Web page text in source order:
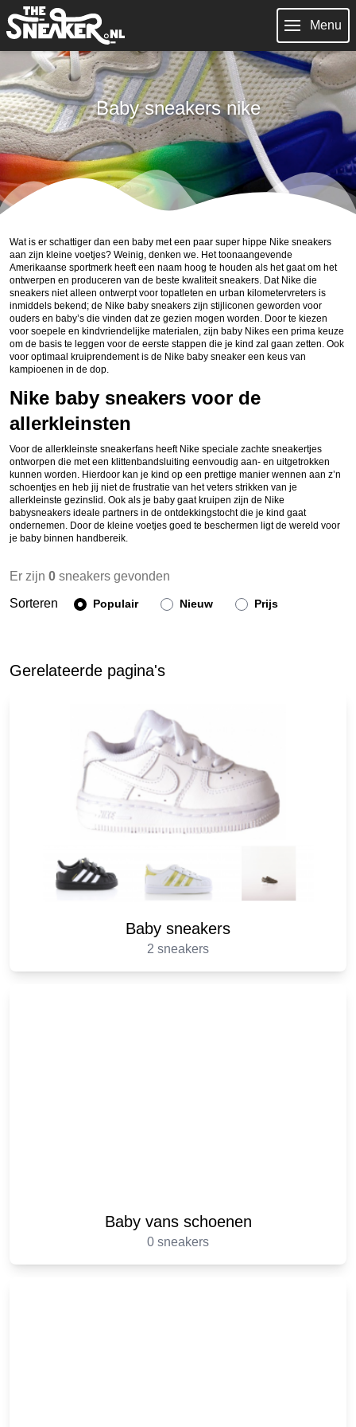
Menu
Baby sneakers nike
Wat is er schattiger dan een baby met een paar super hippe Nike sneakers
aan zijn kleine voetjes? Weinig, denken we. Het toonaangevende
Amerikaanse sportmerk heeft een naam hoog te houden als het gaat om het
ontwerpen en produceren van de beste kwaliteit sneakers. Dat Nike die
sneakers niet alleen ontwerpt voor topatleten en urban kilometervreters is
inmiddels bekend; de Nike baby sneakers zijn stijliconen geworden voor
ouders en baby’s die vinden dat ze gezien mogen worden. Door te kiezen
voor soepele en kindvriendelijke materialen, zijn baby Nikes een prima keuze
om de basis te leggen voor de eerste stappen die je kind zal gaan zetten. Ook
voor optimaal kruiprendement is de Nike baby sneaker een keus van
kampioenen in de dop.
Nike baby sneakers voor de
allerkleinsten
Voor de allerkleinste sneakerfans heeft Nike speciale zachte sneakertjes
ontworpen die met een klittenbandsluiting eenvoudig aan- en uitgetrokken
kunnen worden. Hierdoor kan je kind op een prettige manier wennen aan z’n
schoentjes en heb jij niet de frustratie van het veters strikken van je
allerkleinste gezinslid. Ook als je baby gaat kruipen zijn de Nike
babysneakers ideale partners in de ontdekkingstocht die je kind gaat
ondernemen. Door de kleine voetjes goed te beschermen ligt de wereld voor
je baby binnen handbereik.
Er zijn 0 sneakers gevonden
Sorteren
Populair Nieuw Prijs
Gerelateerde pagina's
Baby sneakers
2 sneakers
Baby vans schoenen
0 sneakers